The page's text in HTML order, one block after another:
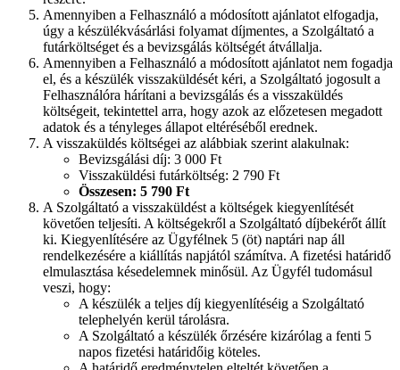
Amennyiben a Felhasználó a módosított ajánlatot elfogadja,
úgy a készülékvásárlási folyamat díjmentes, a Szolgáltató a
futárköltséget és a bevizsgálás költségét átvállalja.
Amennyiben a Felhasználó a módosított ajánlatot nem fogadja
el, és a készülék visszaküldését kéri, a Szolgáltató jogosult a
Felhasználóra hárítani a bevizsgálás és a visszaküldés
költségeit, tekintettel arra, hogy azok az előzetesen megadott
adatok és a tényleges állapot eltéréséből erednek.
A visszaküldés költségei az alábbiak szerint alakulnak:
Bevizsgálási díj: 3 000 Ft
Visszaküldési futárköltség: 2 790 Ft
Összesen: 5 790 Ft
A Szolgáltató a visszaküldést a költségek kiegyenlítését
követően teljesíti. A költségekről a Szolgáltató díjbekérőt állít
ki. Kiegyenlítésére az Ügyfélnek 5 (öt) naptári nap áll
rendelkezésére a kiállítás napjától számítva. A fizetési határidő
elmulasztása késedelemnek minősül. Az Ügyfél tudomásul
veszi, hogy:
A készülék a teljes díj kiegyenlítéséig a Szolgáltató
telephelyén kerül tárolásra.
A Szolgáltató a készülék őrzésére kizárólag a fenti 5
napos fizetési határidőig köteles.